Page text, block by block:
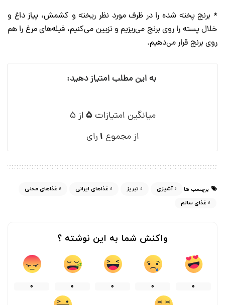
* برنج پخته شده را در ظرف مورد نظر ریخته و کشمش، پیاز داغ و
خلال پسته را روی برنج می‌ریزیم و تزیین می‌کنیم، فیله‌های مرغ را هم
روی برنج قرار می‌دهیم.
به این مطلب امتیاز دهید:
میانگین امتیازات ۵از ۵
از مجموع ۱ رای
برچسب ها آشپزی تبریز غذاهای ایرانی
غذاهای محلی
غذای سالم
واکنش شما به این نوشته ؟
0
0
0
0
0